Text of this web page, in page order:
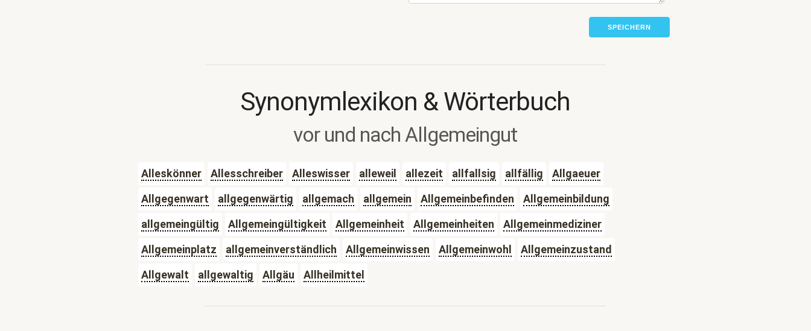
SPEICHERN
Synonymlexikon & Wörterbuch
vor und nach Allgemeingut
Alleskönner Allesschreiber Alleswisser alleweil allezeit allfallsig allfällig
Allgaeuer
Allgegenwart
allgegenwärtig allgemach allgemein Allgemeinbefinden
Allgemeinbildung
allgemeingültig
Allgemeingültigkeit Allgemeinheit Allgemeinheiten
Allgemeinmediziner
Allgemeinplatz
allgemeinverständlich Allgemeinwissen Allgemeinwohl
Allgemeinzustand
Allgewalt
allgewaltig Allgäu Allheilmittel